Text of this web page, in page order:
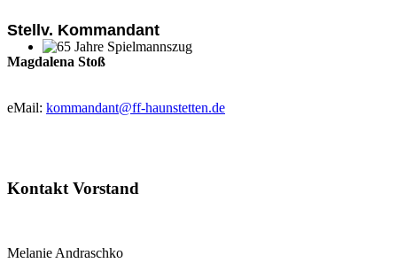
65 Jahre Spielmannszug
Stellv. Kommandant
Magdalena Stoß
eMail: kommandant@ff-haunstetten.de
Kontakt Vorstand
Melanie Andraschko